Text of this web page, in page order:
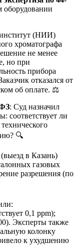
оборудовании
институт (НИИ)
хроматографа
не менее
но при
прибора
отказался от
об оплате. ⚖️
: Суд назначил
соответствует ли
🔍
в Казань)
газовых
разрешения (по
0,1 ppm);
Эксперты также
колонку
к ухудшению